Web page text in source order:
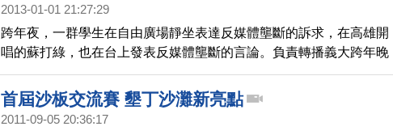
2013-01-01 21:27:29
跨年夜，一群學生在自由廣場靜坐表達反媒體壟斷的訴求，在高雄開
唱的蘇打綠，也在台上發表反媒體壟斷的言論。負責轉播義大跨年晚
會的中視，在節目重播時，卻將這段發言直接刪除，引發網友批評。
首屆沙板交流賽 墾丁沙灘新亮點
2011-09-05 20:36:17